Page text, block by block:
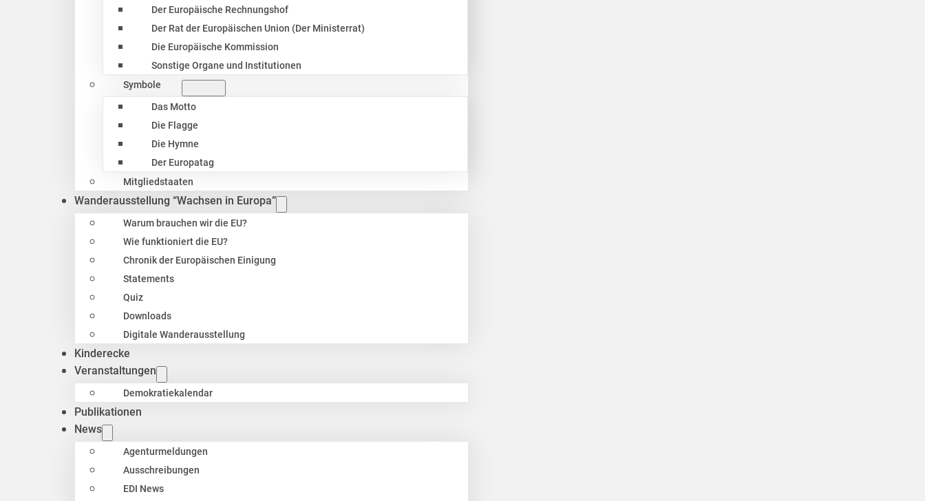
Der Europäische Rechnungshof
Der Rat der Europäischen Union (Der Ministerrat)
Die Europäische Kommission
Sonstige Organe und Institutionen
Symbole
Das Motto
Die Flagge
Die Hymne
Der Europatag
Mitgliedstaaten
Wanderausstellung “Wachsen in Europa”
Warum brauchen wir die EU?
Wie funktioniert die EU?
Chronik der Europäischen Einigung
Statements
Quiz
Downloads
Digitale Wanderausstellung
Kinderecke
Veranstaltungen
Demokratiekalendar
Publikationen
News
Agenturmeldungen
Ausschreibungen
EDI News